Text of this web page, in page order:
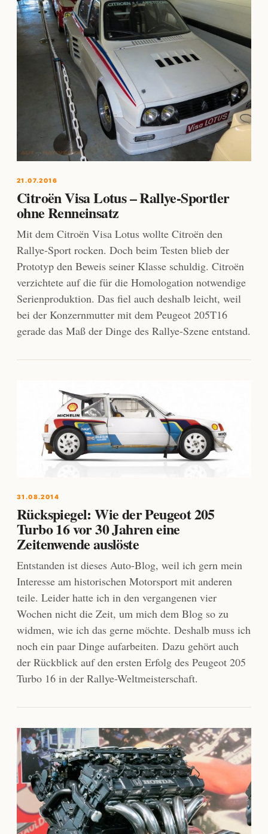
21.07.2016
Citroën Visa Lotus – Rallye-Sportler
ohne Renneinsatz
Mit dem Citroën Visa Lotus wollte Citroën den
Rallye-Sport rocken. Doch beim Testen blieb der
Prototyp den Beweis seiner Klasse schuldig. Citroën
verzichtete auf die für die Homologation notwendige
Serienproduktion. Das fiel auch deshalb leicht, weil
bei der Konzernmutter mit dem Peugeot 205T16
gerade das Maß der Dinge des Rallye-Szene entstand.
31.08.2014
Rückspiegel: Wie der Peugeot 205
Turbo 16 vor 30 Jahren eine
Zeitenwende auslöste
Entstanden ist dieses Auto-Blog, weil ich gern mein
Interesse am historischen Motorsport mit anderen
teile. Leider hatte ich in den vergangenen vier
Wochen nicht die Zeit, um mich dem Blog so zu
widmen, wie ich das gerne möchte. Deshalb muss ich
noch ein paar Dinge aufarbeiten. Dazu gehört auch
der Rückblick auf den ersten Erfolg des Peugeot 205
Turbo 16 in der Rallye-Weltmeisterschaft.